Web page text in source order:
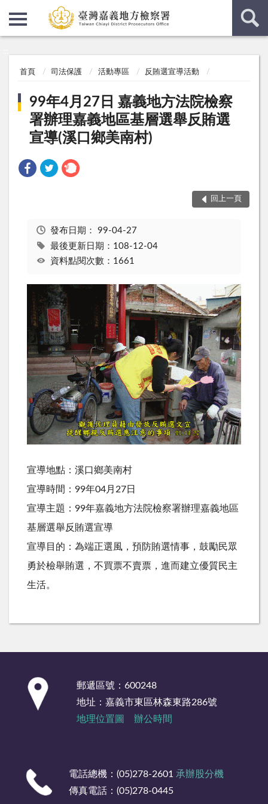
首頁 司法保護 活動專區 反賄選宣導活動
99年4月27日 嘉義地方法院檢察
署辦理嘉義地區基層選舉反賄選
宣導(溪口鄉美南村)
回上一頁
發布日期： 99-04-27
最後更新日期：108-12-04
資料點閱次數：1661
宣導地點：溪口鄉美南村
宣導時間：99年04月27日
宣導主題：99年嘉義地方法院檢察署辦理嘉義地區
基層選舉反賄選宣導
宣導目的：為端正選風，預防賄選情事，鼓勵民眾
勇於檢舉賄選，不買票不賣票，進而建立優質民主
生活。
郵遞區號：600248
地址：嘉義市東區林森東路286號
地理位置圖
辦公時間
電話總機：(05)278-2601 承辦股分機
傳真電話：(05)278-0445